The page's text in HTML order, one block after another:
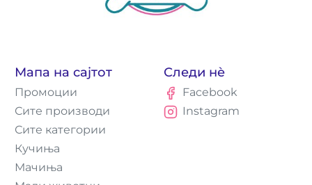
Мапа на сајтот
Промоции
Сите производи
Сите категории
Кучиња
Мачиња
Следи нè
Facebook
Instagram